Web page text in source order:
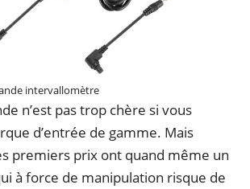
intervallomètre
n’est pas trop chère si vous
d’entrée de gamme. Mais
premiers prix ont quand même un
à force de manipulation risque de